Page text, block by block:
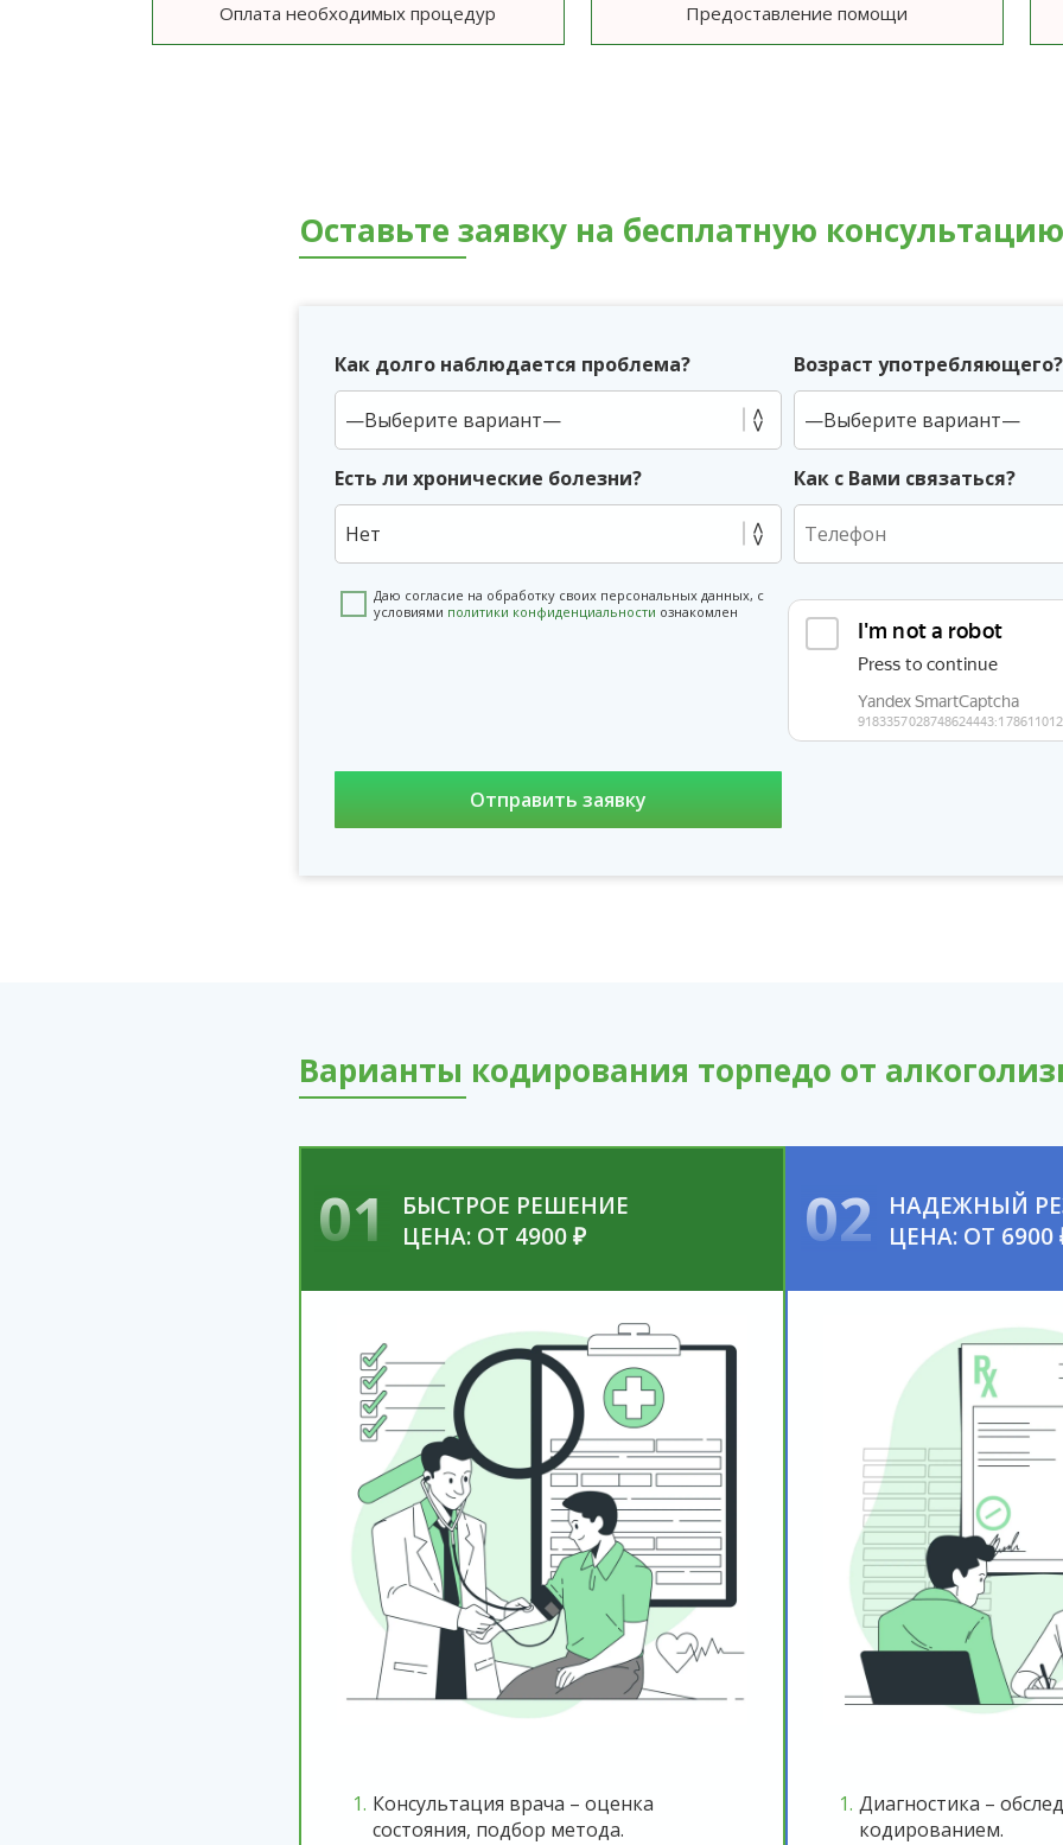
Оплата необходимых процедур Предоставление помощи
Оставьте заявку на бесплатную консультацию
Как долго наблюдается проблема? Возраст употребляющего?
Есть ли хронические болезни?
Нет
Как с Вами связаться?
Даю согласие на обработку своих персональных данных, с
условиями политики конфиденциальности ознакомлен
Варианты кодирования торпедо от
01
БЫСТРОЕ РЕШЕНИЕ
ЦЕНА: ОТ 4900 ₽
Консультация врача – оценка
состояния, подбор метода.
02
НАДЕЖНЫЙ
ЦЕНА: ОТ 6900
Диагностика –
кодированием.